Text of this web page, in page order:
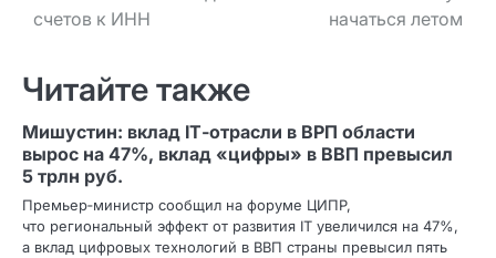
счетов к ИНН
начаться летом
Читайте также
Мишустин: вклад IT‑отрасли в ВРП области
вырос на 47%, вклад «цифры» в ВВП превысил
5 трлн руб.
Премьер‑министр сообщил на форуме ЦИПР,
что региональный эффект от развития IT увеличился на 47%,
а вклад цифровых технологий в ВВП страны превысил пять